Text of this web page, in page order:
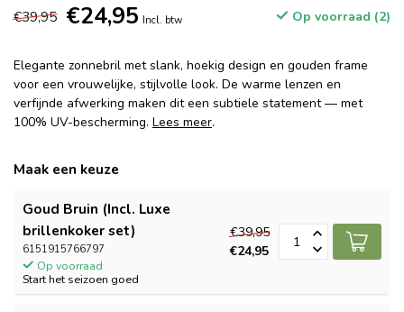
€39,95 €24,95 Incl. btw Op voorraad (2)
Elegante zonnebril met slank, hoekig design en gouden frame
voor een vrouwelijke, stijlvolle look. De warme lenzen en
verfijnde afwerking maken dit een subtiele statement — met
100% UV-bescherming. Lees meer.
Maak een keuze
Goud Bruin (Incl. Luxe
brillenkoker set)
6151915766797
Op voorraad
Start het seizoen goed
€39,95
€24,95